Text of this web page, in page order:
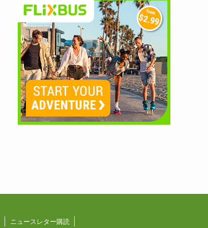
ニュースレター購読